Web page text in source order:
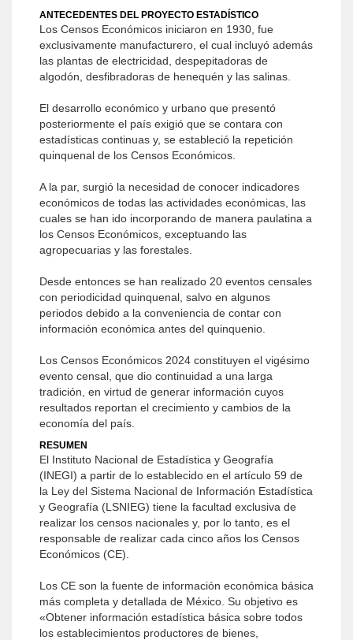
ANTECEDENTES DEL PROYECTO ESTADÍSTICO
Los Censos Económicos iniciaron en 1930, fue
exclusivamente manufacturero, el cual incluyó además
las plantas de electricidad, despepitadoras de
algodón, desfibradoras de henequén y las salinas.
El desarrollo económico y urbano que presentó
posteriormente el país exigió que se contara con
estadísticas continuas y, se estableció la repetición
quinquenal de los Censos Económicos.
A la par, surgió la necesidad de conocer indicadores
económicos de todas las actividades económicas, las
cuales se han ido incorporando de manera paulatina a
los Censos Económicos, exceptuando las
agropecuarias y las forestales.
Desde entonces se han realizado 20 eventos censales
con periodicidad quinquenal, salvo en algunos
periodos debido a la conveniencia de contar con
información económica antes del quinquenio.
Los Censos Económicos 2024 constituyen el vigésimo
evento censal, que dio continuidad a una larga
tradición, en virtud de generar información cuyos
resultados reportan el crecimiento y cambios de la
economía del país.
RESUMEN
El Instituto Nacional de Estadística y Geografía
(INEGI) a partir de lo establecido en el artículo 59 de
la Ley del Sistema Nacional de Información Estadística
y Geografía (LSNIEG) tiene la facultad exclusiva de
realizar los censos nacionales y, por lo tanto, es el
responsable de realizar cada cinco años los Censos
Económicos (CE).
Los CE son la fuente de información económica básica
más completa y detallada de México. Su objetivo es
«Obtener información estadística básica sobre todos
los establecimientos productores de bienes,